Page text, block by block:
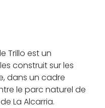
Trillo est un
construit sur les
dans un cadre
le parc naturel de
La Alcarria.